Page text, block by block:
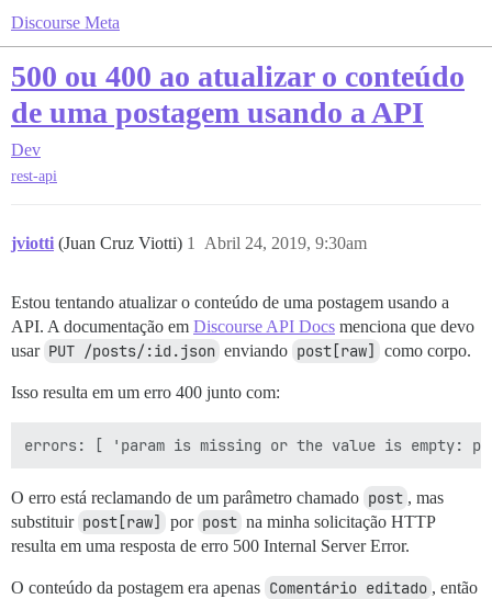
Discourse Meta
500 ou 400 ao atualizar o conteúdo
de uma postagem usando a API
Dev
rest-api
jviotti (Juan Cruz Viotti) Abril 24, 2019, 9:30am
1
Estou tentando atualizar o conteúdo de uma postagem usando a
API. A documentação em Discourse API Docs menciona que devo
usar PUT /posts/:id.json enviando post[raw] como corpo.
Isso resulta em um erro 400 junto com:
O erro está reclamando de um parâmetro chamado post , mas
substituir post[raw] por post na minha solicitação HTTP
resulta em uma resposta de erro 500 Internal Server Error.
O conteúdo da postagem era apenas Comentário editado , então